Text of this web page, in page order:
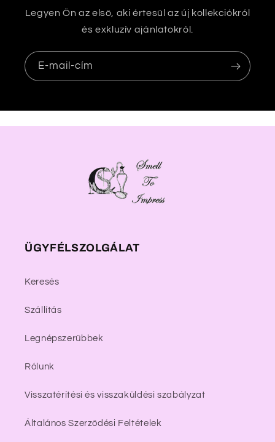
Legyen Ön az első, aki értesül az új kollekciókról
és exkluzív ajánlatokról.
E-mail-cím
ÜGYFÉLSZOLGÁLAT
Keresés
Szállítás
Legnépszerűbbek
Rólunk
Visszatérítési és visszaküldési szabályzat
Általános Szerződési Feltételek